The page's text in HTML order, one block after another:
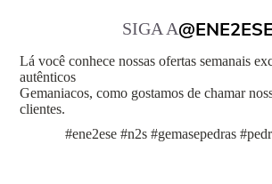
SIGA A
Lá você conhece nossas ofertas semanais
autênticos
Gemaniacos, como gostamos de chamar
clientes.
#ene2ese #n2s #gemasepedras